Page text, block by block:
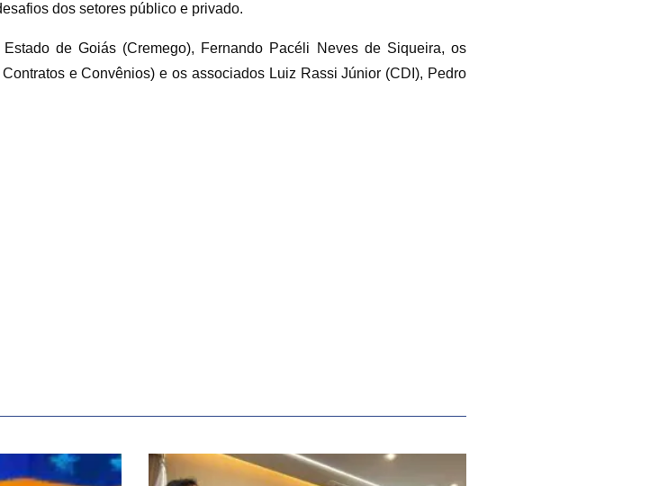
dos setores público e privado.
de Goiás (Cremego), Fernando Pacéli Neves de Siqueira, os
e Convênios) e os associados Luiz Rassi Júnior (CDI), Pedro